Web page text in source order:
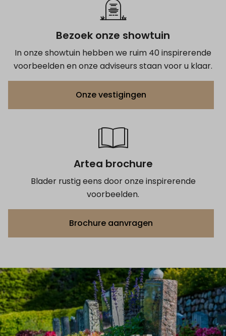
Bezoek onze showtuin
In onze showtuin hebben we ruim 40 inspirerende
voorbeelden en onze adviseurs staan voor u klaar.
Onze vestigingen
Artea brochure
Blader rustig eens door onze inspirerende
voorbeelden.
Brochure aanvragen